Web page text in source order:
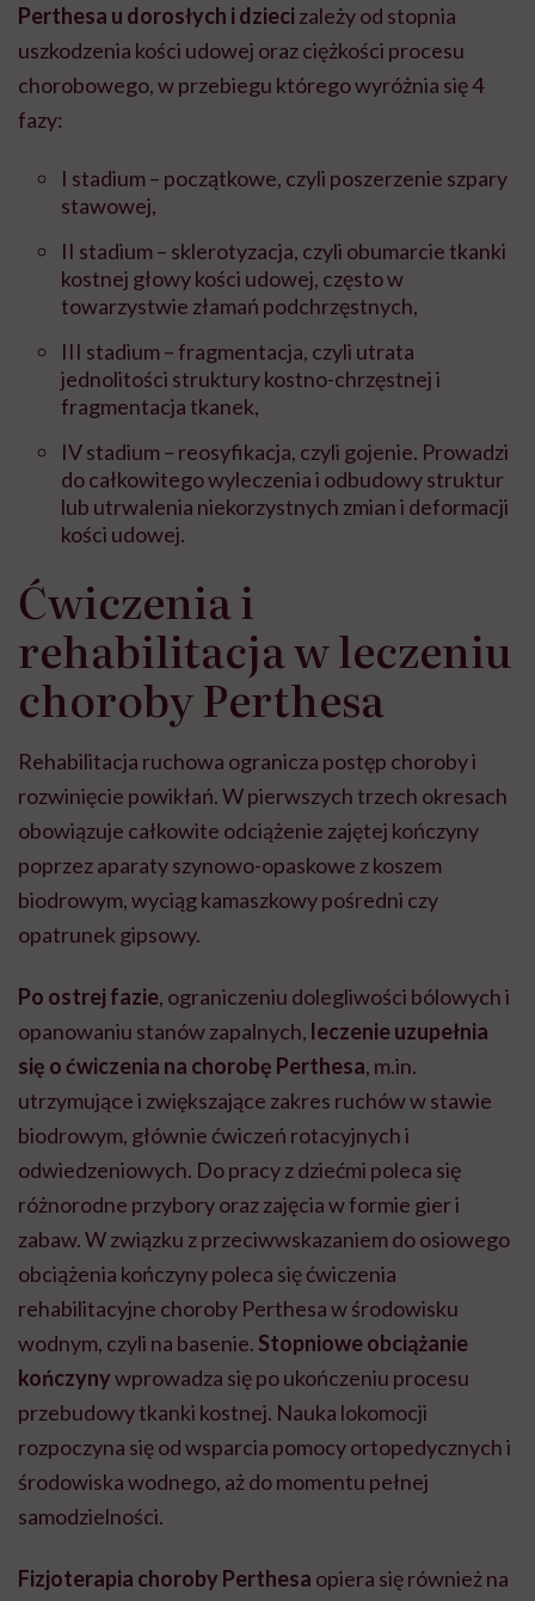
Perthesa u dorosłych i dzieci zależy od stopnia
uszkodzenia kości udowej oraz ciężkości procesu
chorobowego, w przebiegu którego wyróżnia się 4
fazy:
I stadium – początkowe, czyli poszerzenie szpary
stawowej,
II stadium – sklerotyzacja, czyli obumarcie tkanki
kostnej głowy kości udowej, często w
towarzystwie złamań podchrzęstnych,
III stadium – fragmentacja, czyli utrata
jednolitości struktury kostno-chrzęstnej i
fragmentacja tkanek,
IV stadium – reosyfikacja, czyli gojenie. Prowadzi
do całkowitego wyleczenia i odbudowy struktur
lub utrwalenia niekorzystnych zmian i deformacji
kości udowej.
Ćwiczenia i
rehabilitacja w leczeniu
choroby Perthesa
Rehabilitacja ruchowa ogranicza postęp choroby i
rozwinięcie powikłań. W pierwszych trzech okresach
obowiązuje całkowite odciążenie zajętej kończyny
poprzez aparaty szynowo-opaskowe z koszem
biodrowym, wyciąg kamaszkowy pośredni czy
opatrunek gipsowy.
Po ostrej fazie, ograniczeniu dolegliwości bólowych i
opanowaniu stanów zapalnych, leczenie uzupełnia
się o ćwiczenia na chorobę Perthesa, m.in.
utrzymujące i zwiększające zakres ruchów w stawie
biodrowym, głównie ćwiczeń rotacyjnych i
odwiedzeniowych. Do pracy z dziećmi poleca się
różnorodne przybory oraz zajęcia w formie gier i
zabaw. W związku z przeciwwskazaniem do osiowego
obciążenia kończyny poleca się ćwiczenia
rehabilitacyjne choroby Perthesa w środowisku
wodnym, czyli na basenie. Stopniowe obciążanie
kończynywprowadza się po ukończeniu procesu
przebudowy tkanki kostnej. Nauka lokomocji
rozpoczyna się od wsparcia pomocy ortopedycznych i
środowiska wodnego, aż do momentu pełnej
samodzielności.
Fizjoterapia choroby Perthesa opiera się również na